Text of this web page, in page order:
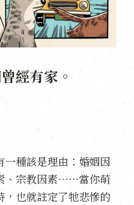
經有家。
種該是理由：婚姻因
、宗教因素⋯⋯當你萌
也就註定了牠悲慘的